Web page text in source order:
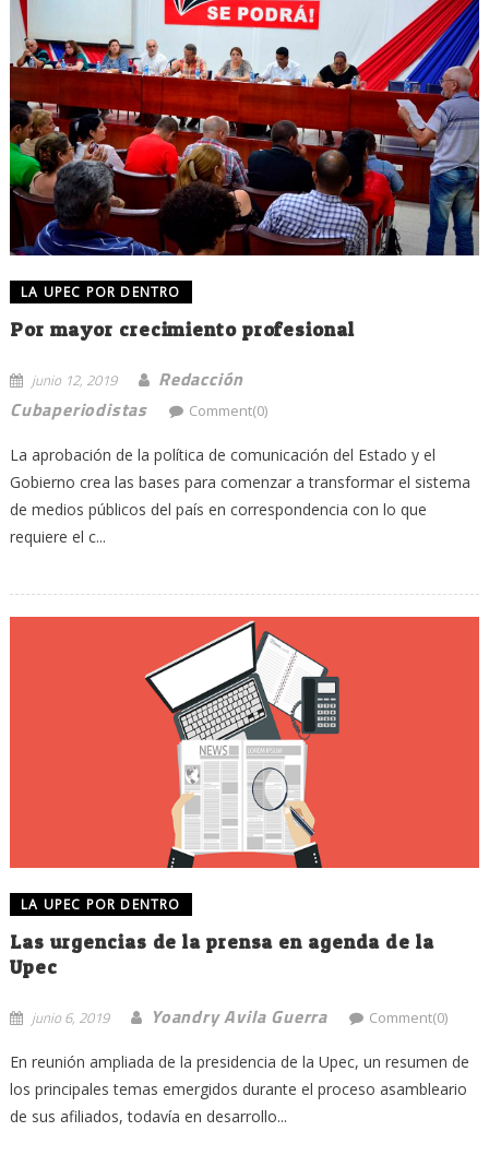
LA UPEC POR DENTRO
Por mayor crecimiento profesional
junio 12, 2019
Redacción
Cubaperiodistas
Comment(0)
La aprobación de la política de comunicación del Estado y el
Gobierno crea las bases para comenzar a transformar el sistema
de medios públicos del país en correspondencia con lo que
requiere el c...
LA UPEC POR DENTRO
Las urgencias de la prensa en agenda de la
Upec
junio 6, 2019 Yoandry Avila Guerra Comment(0)
En reunión ampliada de la presidencia de la Upec, un resumen de
los principales temas emergidos durante el proceso asambleario
de sus afiliados, todavía en desarrollo...